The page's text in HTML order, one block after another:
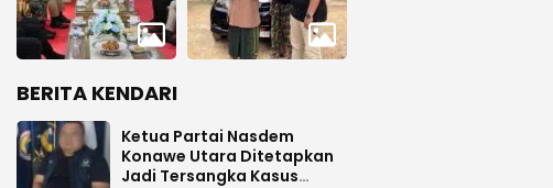
BERITA KENDARI
Ketua Partai Nasdem
Konawe Utara Ditetapkan
Jadi Tersangka Kasus